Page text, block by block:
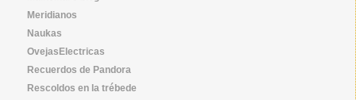
Meridianos
Naukas
OvejasElectricas
Recuerdos de Pandora
Rescoldos en la trébede